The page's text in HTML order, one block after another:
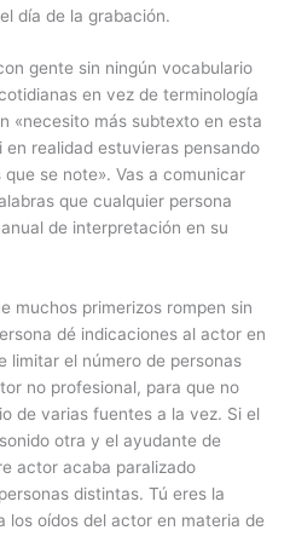
día de la grabación.
gente sin ningún vocabulario
en vez de terminología
«necesito más subtexto en esta
en realidad estuvieras pensando
se note». Vas a comunicar
que cualquier persona
de interpretación en su
muchos primerizos rompen sin
dé indicaciones al actor en
limitar el número de personas
no profesional, para que no
de varias fuentes a la vez. Si el
otra y el ayudante de
actor acaba paralizado
distintas. Tú eres la
los oídos del actor en materia de